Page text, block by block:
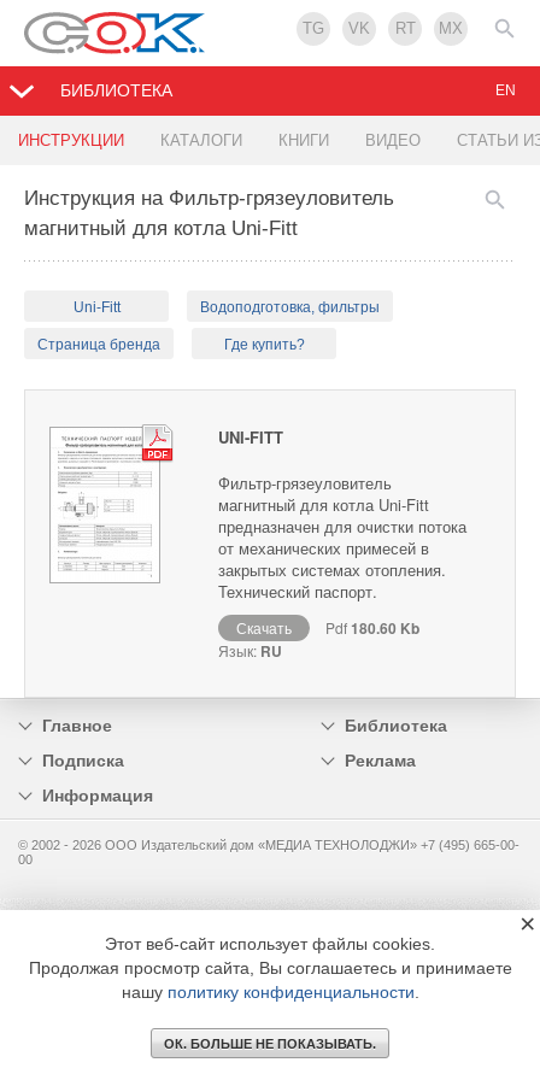
TG VK RT MX
БИБЛИОТЕКА
ИНСТРУКЦИИ КАТАЛОГИ КНИГИ ВИДЕО СТАТЬИ
EN
Инструкция на Фильтр-грязеуловитель
магнитный для котла Uni-Fitt
Uni-Fitt Водоподготовка, фильтры
Страница бренда Где купить?
UNI-FITT
Фильтр-грязеуловитель
магнитный для котла Uni-Fitt
предназначен для очистки потока
от механических примесей в
закрытых системах отопления.
Технический паспорт.
Скачать Pdf180.60 Kb
Язык: RU
Главное
Библиотека
Подписка
Реклама
Информация
© 2002 - 2026 OOO Издательский дом «МЕДИА ТЕХНОЛОДЖИ» +7 (495) 665-00-
00
Этот веб-сайт использует файлы cookies.
Продолжая просмотр сайта, Вы соглашаетесь и принимаете
нашу политику конфиденциальности
ОК. БОЛЬШЕ НЕ ПОКАЗЫВАТЬ.
×